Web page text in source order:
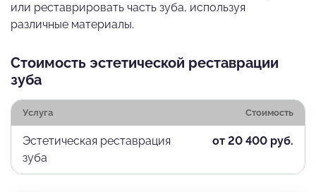
или реставрировать часть зуба, используя
различные материалы.
Стоимость эстетической реставрации
зуба
Услуга Стоимость
Эстетическая реставрация
зуба
от 20 400 руб.